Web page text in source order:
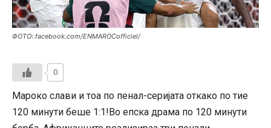
ФОТО:.facebook.com/ENMAROCofficiel/
0
Мароко слави и тоа по пенал-серијата откако по тие
120 минути беше 1:1!Во епска драма по 120 минути